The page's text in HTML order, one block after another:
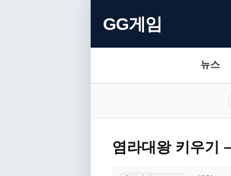
GG게임
뉴스
염라대왕 키우기